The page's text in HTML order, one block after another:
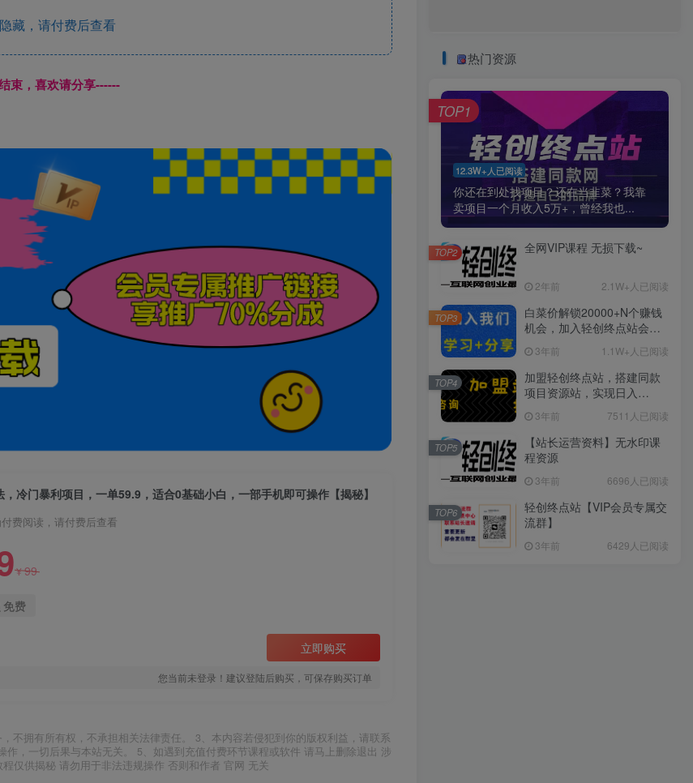
藏，请付费后查看
束，喜欢请分享------
，冷门暴利项目，一单59.9，适合0基础小白，一部手机即可操作【揭秘】
费阅读，请付费后查看
¥99
免费
立即购买
您当前未登录！建议登陆后购买，可保存购买订单
不拥有所有权，不承担相关法律责任。 3、本内容若侵犯到你的版权利益，请联系
，一切后果与本站无关。 5、如遇到充值付费环节课程或软件 请马上删除退出 涉
仅供揭秘 请勿用于非法违规操作 否则和作者 官网 无关
热门资源
12.3W+人已阅读
你还在到处找项目？还在当韭菜？我靠
卖项目一个月收入5万+，曾经我也...
TOP1
全网VIP课程 无损下载~
2年前 2.1W+人已阅读
TOP2
白菜价解锁20000+N个赚钱
机会，加入轻创终点站会
3年前 1.1W+人已阅读
TOP3
加盟轻创终点站，搭建同款
项目资源站，实现日入
3年前 7511人已阅读
TOP4
【站长运营资料】无水印课
程资源
3年前 6696人已阅读
TOP5
轻创终点站【VIP会员专属交
流群】
3年前 6429人已阅读
TOP6